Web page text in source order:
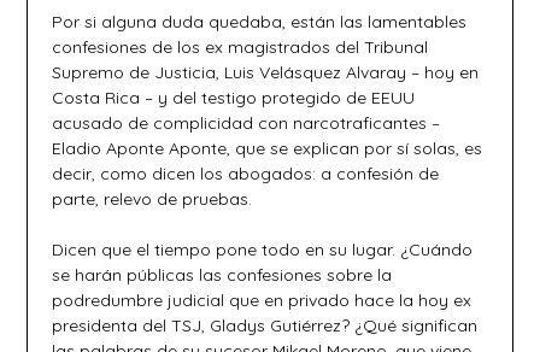
Por si alguna duda quedaba, están las lamentables
confesiones de los ex magistrados del Tribunal
Supremo de Justicia, Luis Velásquez Alvaray – hoy en
Costa Rica – y del testigo protegido de EEUU
acusado de complicidad con narcotraficantes –
Eladio Aponte Aponte, que se explican por sí solas, es
decir, como dicen los abogados: a confesión de
parte, relevo de pruebas.
Dicen que el tiempo pone todo en su lugar. ¿Cuándo
se harán públicas las confesiones sobre la
podredumbre judicial que en privado hace la hoy ex
presidenta del TSJ, Gladys Gutiérrez? ¿Qué significan